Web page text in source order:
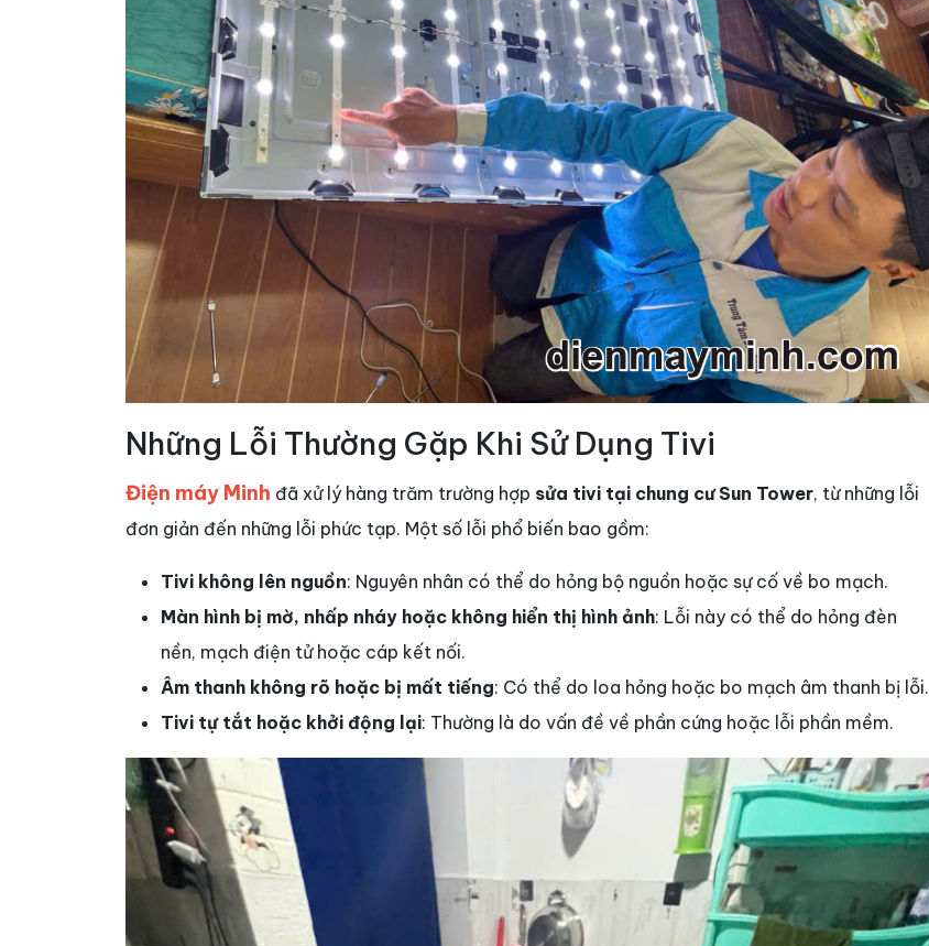
Những Lỗi Thường Gặp Khi Sử Dụng Tivi
Điện máy Minh đã xử lý hàng trăm trường hợp sửa tivi tại chung cư Sun Tower, từ những lỗi
đơn giản đến những lỗi phức tạp. Một số lỗi phổ biến bao gồm:
Tivi không lên nguồn: Nguyên nhân có thể do hỏng bộ nguồn hoặc sự cố về bo mạch.
Màn hình bị mờ, nhấp nháy hoặc không hiển thị hình ảnh: Lỗi này có thể do hỏng đèn
nền, mạch điện tử hoặc cáp kết nối.
Âm thanh không rõ hoặc bị mất tiếng: Có thể do loa hỏng hoặc bo mạch âm thanh bị lỗi.
Tivi tự tắt hoặc khởi động lại: Thường là do vấn đề về phần cứng hoặc lỗi phần mềm.